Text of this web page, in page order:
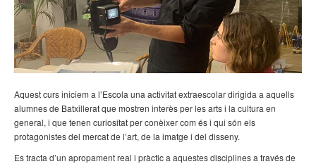
Aquest curs iniciem a l’Escola una activitat extraescolar dirigida a aquells
alumnes de Batxillerat que mostren interès per les arts i la cultura en
general, i que tenen curiositat per conèixer com és i qui són els
protagonistes del mercat de l’art, de la imatge i del disseny.
Es tracta d’un apropament real i pràctic a aquestes disciplines a través de